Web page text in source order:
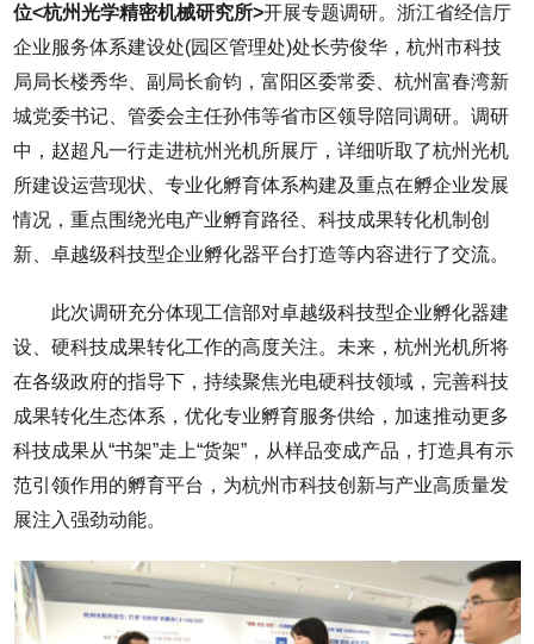
位<杭州光学精密机械研究所>开展专题调研。浙江省经信厅
企业服务体系建设处(园区管理处)处长劳俊华，杭州市科技
局局长楼秀华、副局长俞钧，富阳区委常委、杭州富春湾新
城党委书记、管委会主任孙伟等省市区领导陪同调研。调研
中，赵超凡一行走进杭州光机所展厅，详细听取了杭州光机
所建设运营现状、专业化孵育体系构建及重点在孵企业发展
情况，重点围绕光电产业孵育路径、科技成果转化机制创
新、卓越级科技型企业孵化器平台打造等内容进行了交流。
此次调研充分体现工信部对卓越级科技型企业孵化器建
设、硬科技成果转化工作的高度关注。未来，杭州光机所将
在各级政府的指导下，持续聚焦光电硬科技领域，完善科技
成果转化生态体系，优化专业孵育服务供给，加速推动更多
科技成果从“书架”走上“货架”，从样品变成产品，打造具有示
范引领作用的孵育平台，为杭州市科技创新与产业高质量发
展注入强劲动能。